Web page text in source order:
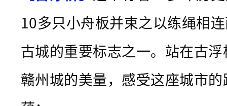
10多只小舟板并束之以练绳相
古城的重要标志之一。站在古
赣州城的美量，感受这座城市